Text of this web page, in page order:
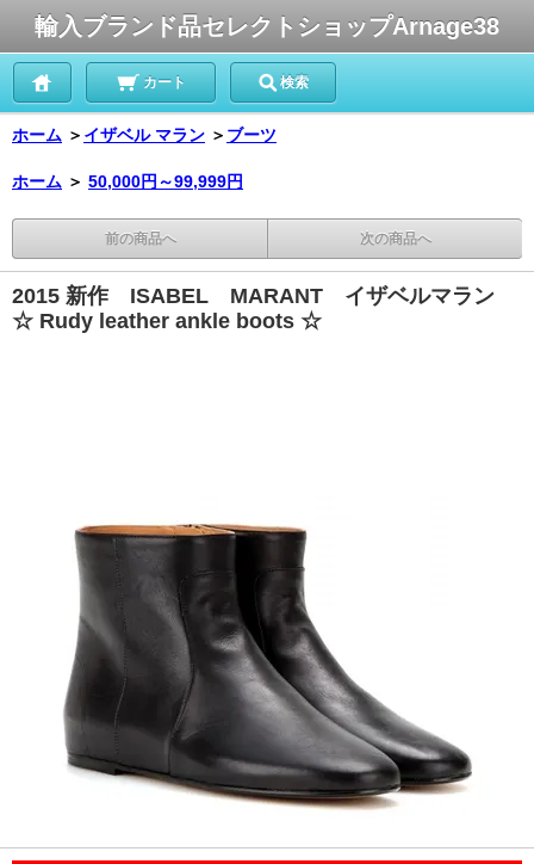
輸入ブランド品セレクトショップArnage38
カート 検索
ホーム ＞ イザベル マラン ＞ ブーツ
ホーム ＞ 50,000円～99,999円
前の商品へ 次の商品へ
2015 新作 ISABEL MARANT イザベルマラン
☆ Rudy leather ankle boots ☆